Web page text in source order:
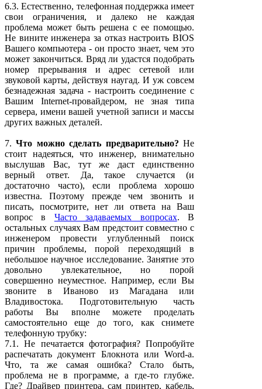
6.3. Естественно, телефонная поддержка имеет
свои ограничения, и далеко не каждая
проблема может быть решена с ее помощью.
Не вините инженера за отказ настроить BIOS
Вашего компьютера - он просто знает, чем это
может закончиться. Вряд ли удастся подобрать
номер прерывания и адрес сетевой или
звуковой карты, действуя наугад. И уж совсем
безнадежная задача - настроить соединение с
Вашим Internet-провайдером, не зная типа
сервера, имени вашей учетной записи и массы
других важных деталей.
7.Что можно сделать предварительно? Не
стоит надеяться, что инженер, внимательно
выслушав Вас, тут же даст единственно
верный ответ. Да, такое случается (и
достаточно часто), если проблема хорошо
известна. Поэтому прежде чем звонить и
писать, посмотрите, нет ли ответа на Ваш
вопрос в Часто задаваемых вопросах. В
остальных случаях Вам предстоит совместно с
инженером провести углубленный поиск
причин проблемы, порой переходящий в
небольшое научное исследование. Занятие это
довольно увлекательное, но порой
совершенно неуместное. Например, если Вы
звоните в Иваново из Магадана или
Владивостока. Подготовительную часть
работы Вы вполне можете проделать
самостоятельно еще до того, как снимете
телефонную трубку:
7.1. Не печатается фотография? Попробуйте
распечатать документ Блокнота или Word-a.
Что, та же самая ошибка? Стало быть,
проблема не в программе, а где-то глубже.
Где? Драйвер принтера, сам принтер, кабель,